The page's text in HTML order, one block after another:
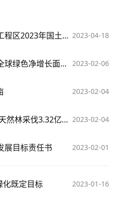
2023-04-18
国家林草局三北局部署三北工程区2023年国土绿化工作
2023-02-06
中国退耕还林还草工程贡献全球绿色净增长面积4%以上
2023-02-04
2023-02-04
截至2020年底我国累计减少天然林采伐3.32亿立方米
2023-02-01
展目标责任书
2023-01-16
化既定目标